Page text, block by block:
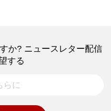
か? ニュースレター配信
する